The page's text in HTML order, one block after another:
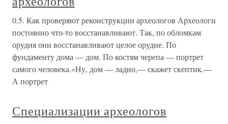
0.5. Как проверяют реконструкции археологов Археологи
постоянно что-то восстанавливают. Так, по обломкам
орудия они восстанавливают целое орудие. По
фундаменту дома — дом. По костям черепа — портрет
самого человека.«Ну, дом — ладно,— скажет скептик.—
А портрет
Специализации археологов